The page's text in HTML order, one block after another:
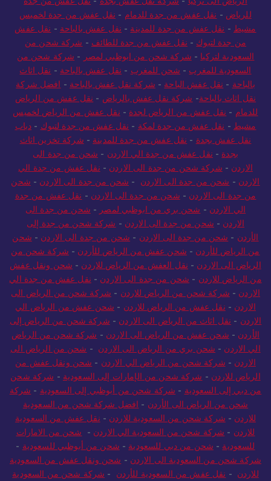
للرياض - نقل عفش من جدة للدمام - نقل عفش من جدة لخميس
مشيط - نقل عفش من جدة للمدينة - نقل عفش بالباحة - نقل عفش
من جدة لتبوك - نقل عفش من جدة للطائف - شركة شحن من
السعودية لتركيا - شركة شحن من ابوظبي لمصر - شركة شحن من
السعودية للمغرب - شحن للمغرب - نقل عفش بالباحة - نقل اثاث
بالباحة - نقل عفش الباحة - شركة نقل عفش بالباحة - افضل شركة
نقل اثاث بالباحة- شركة نقل عفش بالرياض - نقل عفش من الرياض
للدمام - نقل عفش من الرياض لجدة - نقل عفش من الرياض لخميس
مشيط - نقل عفش من جدة لمكة - نقل عفش من جدة لتبوك - دباب
نقل عفش بجدة - نقل عفش من جدة للمدينة - شركة تخزين اثاث
بجدة - نقل عفش من جدة الي الاردن - شحن من جدة الى
الاردن - شركة شحن من جدة الى الاردن - نقل عفش من جدة الي
الاردن - شحن من جدة الى الاردن - شحن من جدة الى الاردن - شحن
من جدة الى الاردن - شحن من جدة الى الاردن - نقل عفش من جدة
الي الاردن - شحن بري من ابوظبي لمصر - شحن من جدة الى
الاردن - شحن من جدة الى الاردن - شركة شحن من جدة إلى
الأردن - شحن من جدة الى الاردن - شحن من جدة الى الاردن - شحن
من الرياض للأردن - شحن عفش من الرياض للأردن - شركة شحن من
الرياض الى الاردن - نقل العفش من الرياض للاردن - شحن ونقل عفش
من الرياض للاردن - شحن من جدة الى الاردن - نقل عفش من جدة الي
الاردن - شركة شحن من الرياض للاردن - شركة شحن من الرياض الى
الاردن - نقل عفش من الرياض للاردن - شحن عفش من الرياض الي
الاردن - نقل اثاث من الرياض الى الاردن - شركة شحن من الرياض إلى
الأردن - شحن عفش من الرياض الى الاردن - شركة شحن من الرياض
الي الاردن - شحن بري من الرياض الى الاردن - شحن من الرياض الى
الاردن - شركة شحن من الرياض الي الاردن - شحن ونقل عفش من
الرياض للاردن - شركة شحن من الإمارات إلى السعودية - شركة شحن
من دبي إلى السعودية - شركة شحن من أبوظبي إلى السعودية - شركة
شحن من الرياض الى الأردن - افضل شركة شحن من السعودية
للاردن - شركة شحن من السعودية للاردن - نقل عفش من السعودية
للاردن - شركة شحن من السعودية الي الاردن - شحن من الامارات
للسعودية - شحن من دبي للسعودية - شحن من أبوظبي للسعودية -
شركة شحن من السعودية الى الاردن - شحن ونقل عفش من السعودية
للاردن - نقل عفش من السعودية للأردن - شركة شحن من السعودية